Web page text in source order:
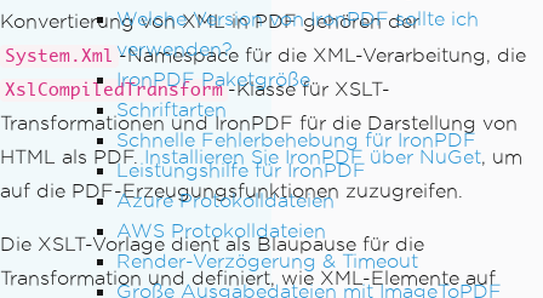
Welche Version von IronPDF sollte ich
verwenden?
IronPDF Paketgröße
Schriftarten
Schnelle Fehlerbehebung für IronPDF
Leistungshilfe für IronPDF
Azure Protokolldateien
AWS Protokolldateien
Render-Verzögerung & Timeout
Große Ausgabedateien mit ImageToPDF
Konvertierung von XML in PDF gehören der
System.Xml -Namespace für die XML-Verarbeitung, die
XslCompiledTransform -Klasse für XSLT-
Transformationen und IronPDF für die Darstellung von
HTML als PDF.Installieren Sie IronPDF über NuGet, um
auf die PDF-Erzeugungsfunktionen zuzugreifen.
Die XSLT-Vorlage dient als Blaupause für die
Transformation und definiert, wie XML-Elemente auf